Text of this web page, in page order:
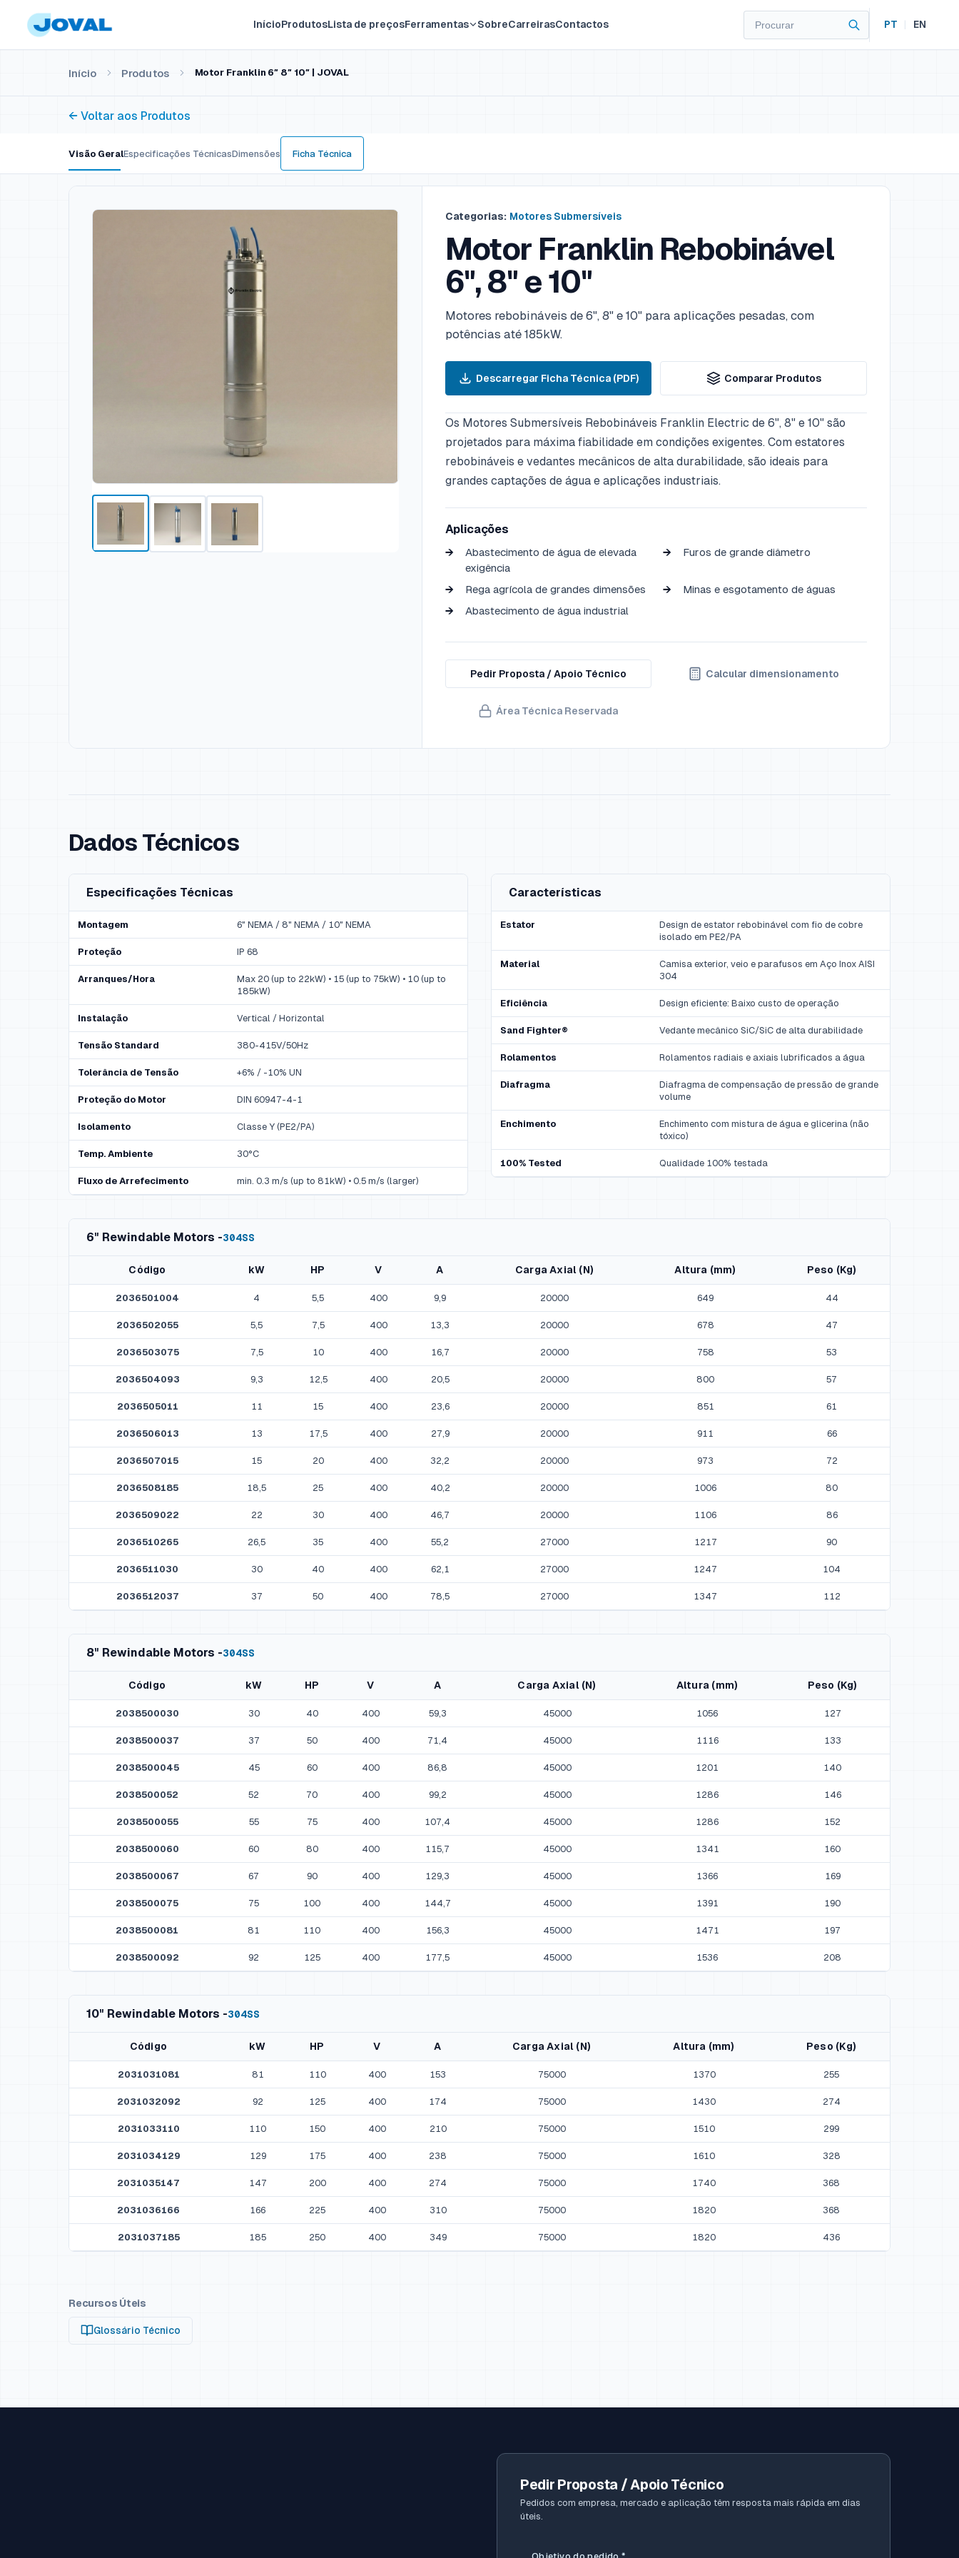
InícioProdutosLista de preçosFerramentas SobreCarreirasContactos PT EN
Início Produtos Motor Franklin 6″ 8″ 10″ | JOVAL
← Voltar aos Produtos
Visão GeralEspecificações TécnicasDimensões Ficha Técnica
Galeria do produto 1Galeria do produto 2Galeria do produto 3
Categorias: Motores Submersíveis
Motor Franklin Rebobinável
6", 8" e 10"
Motores rebobináveis de 6", 8" e 10" para aplicações pesadas, com
potências até 185kW.
Descarregar Ficha Técnica (PDF) Comparar Produtos
Os Motores Submersíveis Rebobináveis Franklin Electric de 6", 8" e 10" são
projetados para máxima fiabilidade em condições exigentes. Com estatores
rebobináveis e vedantes mecânicos de alta durabilidade, são ideais para
grandes captações de água e aplicações industriais.
Aplicações
Abastecimento de água de elevada
exigência
Furos de grande diâmetro
Rega agrícola de grandes dimensões
Minas e esgotamento de águas
Abastecimento de água industrial
Pedir Proposta / Apoio Técnico Calcular dimensionamento
Área Técnica Reservada
Dados Técnicos
Especificações Técnicas
Montagem 6" NEMA / 8" NEMA / 10" NEMA
Proteção IP 68
Arranques/Hora
Max 20 (up to 22kW) • 15 (up to 75kW) • 10 (up to
185kW)
Instalação Vertical / Horizontal
Tensão Standard 380-415V/50Hz
Tolerância de Tensão +6% / -10% UN
Proteção do Motor DIN 60947-4-1
Isolamento Classe Y (PE2/PA)
Temp. Ambiente 30°C
Fluxo de Arrefecimento min. 0.3 m/s (up to 81kW) • 0.5 m/s (larger)
Características
Estator
Design de estator rebobinável com fio de cobre
isolado em PE2/PA
Material
Camisa exterior, veio e parafusos em Aço Inox AISI
304
Eficiência Design eficiente: Baixo custo de operação
Sand Fighter® Vedante mecânico SiC/SiC de alta durabilidade
Rolamentos Rolamentos radiais e axiais lubrificados a água
Diafragma
Diafragma de compensação de pressão de grande
volume
Enchimento
Enchimento com mistura de água e glicerina (não
tóxico)
100% Tested Qualidade 100% testada
6" Rewindable Motors -304SS
Código kW HP V A Carga Axial (N) Altura (mm) Peso (Kg)
2036501004 4 5,5 400 9,9 20000 649 44
2036502055 5,5 7,5 400 13,3 20000 678 47
2036503075 7,5 10 400 16,7 20000 758 53
2036504093 9,3 12,5 400 20,5 20000 800 57
2036505011 11 15 400 23,6 20000 851 61
2036506013 13 17,5 400 27,9 20000 911 66
2036507015 15 20 400 32,2 20000 973 72
2036508185 18,5 25 400 40,2 20000 1006 80
2036509022 22 30 400 46,7 20000 1106 86
2036510265 26,5 35 400 55,2 27000 1217 90
2036511030 30 40 400 62,1 27000 1247 104
2036512037 37 50 400 78,5 27000 1347 112
8" Rewindable Motors -304SS
Código kW HP V A Carga Axial (N) Altura (mm) Peso (Kg)
2038500030 30 40 400 59,3 45000 1056 127
2038500037 37 50 400 71,4 45000 1116 133
2038500045 45 60 400 86,8 45000 1201 140
2038500052 52 70 400 99,2 45000 1286 146
2038500055 55 75 400 107,4 45000 1286 152
2038500060 60 80 400 115,7 45000 1341 160
2038500067 67 90 400 129,3 45000 1366 169
2038500075 75 100 400 144,7 45000 1391 190
2038500081 81 110 400 156,3 45000 1471 197
2038500092 92 125 400 177,5 45000 1536 208
10" Rewindable Motors -304SS
Código kW HP V A Carga Axial (N) Altura (mm) Peso (Kg)
2031031081 81 110 400 153 75000 1370 255
2031032092 92 125 400 174 75000 1430 274
2031033110 110 150 400 210 75000 1510 299
2031034129 129 175 400 238 75000 1610 328
2031035147 147 200 400 274 75000 1740 368
2031036166 166 225 400 310 75000 1820 368
2031037185 185 250 400 349 75000 1820 436
Recursos Úteis
Glossário Técnico
Pedir Proposta / Apoio Técnico
Pedidos com empresa, mercado e aplicação têm resposta mais rápida em dias
úteis.